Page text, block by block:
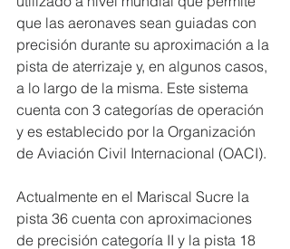
que las aeronaves sean guiadas con
precisión durante su aproximación a la
pista de aterrizaje y, en algunos casos,
a lo largo de la misma. Este sistema
cuenta con 3 categorías de operación
y es establecido por la Organización
de Aviación Civil Internacional (OACI).
Actualmente en el Mariscal Sucre la
pista 36 cuenta con aproximaciones
de precisión categoría II y la pista 18